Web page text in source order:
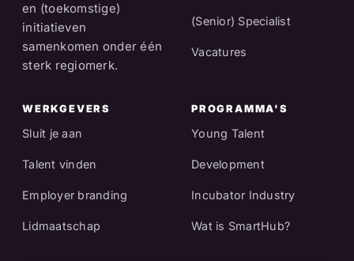
en (toekomstige)
initiatieven
samenkomen onder één
sterk regiomerk.
(Senior) Specialist
Vacatures
WERKGEVERS
Sluit je aan
Talent vinden
Employer branding
Lidmaatschap
PROGRAMMA'S
Young Talent
Development
Incubator Industry
Wat is SmartHub?